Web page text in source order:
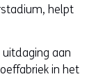
helpt
uitdaging aan
in het